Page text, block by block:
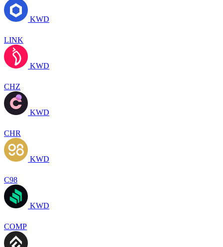
KWD
LINK
KWD
CHZ
KWD
CHR
KWD
C98
KWD
COMP